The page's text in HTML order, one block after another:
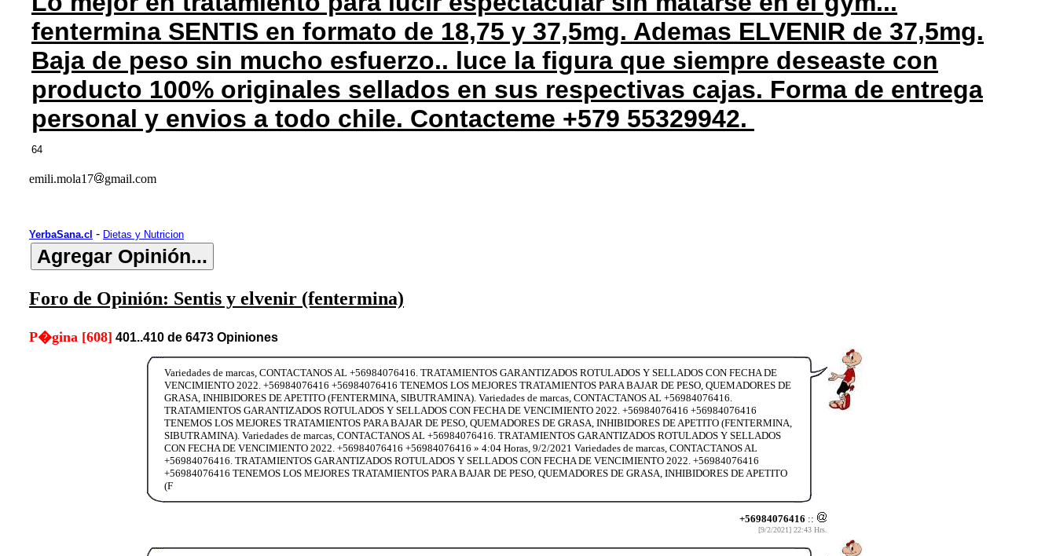
fentermina SENTIS en formato de 18,75 y 37,5mg. Ademas ELVENIR de 37,5mg.
Baja de peso sin mucho esfuerzo.. luce la figura que siempre deseaste con
producto 100% originales sellados en sus respectivas cajas. Forma de entrega
personal y envios a todo chile. Contacteme +579 55329942.
64
emili.mola17 gmail.com
YerbaSana.cl - Dietas y Nutricion
Foro de Opinión: Sentis y elvenir (fentermina)
P�gina [608] 401..410 de 6473 Opiniones
Variedades de marcas, CONTACTANOS AL +56984076416. TRATAMIENTOS GARANTIZADOS ROTULADOS Y SELLADOS CON FECHA DE
VENCIMIENTO 2022. +56984076416 +56984076416 TENEMOS LOS MEJORES TRATAMIENTOS PARA BAJAR DE PESO, QUEMADORES DE
GRASA, INHIBIDORES DE APETITO (FENTERMINA, SIBUTRAMINA). Variedades de marcas, CONTACTANOS AL +56984076416.
TRATAMIENTOS GARANTIZADOS ROTULADOS Y SELLADOS CON FECHA DE VENCIMIENTO 2022. +56984076416 +56984076416
TENEMOS LOS MEJORES TRATAMIENTOS PARA BAJAR DE PESO, QUEMADORES DE GRASA, INHIBIDORES DE APETITO (FENTERMINA,
SIBUTRAMINA). Variedades de marcas, CONTACTANOS AL +56984076416. TRATAMIENTOS GARANTIZADOS ROTULADOS Y SELLADOS
CON FECHA DE VENCIMIENTO 2022. +56984076416 +56984076416 » 4:04 Horas, 9/2/2021 Variedades de marcas, CONTACTANOS AL
+56984076416. TRATAMIENTOS GARANTIZADOS ROTULADOS Y SELLADOS CON FECHA DE VENCIMIENTO 2022. +56984076416
+56984076416 TENEMOS LOS MEJORES TRATAMIENTOS PARA BAJAR DE PESO, QUEMADORES DE GRASA, INHIBIDORES DE APETITO
(F
+56984076416 ::
[9/2/2021] 22:43 Hrs.